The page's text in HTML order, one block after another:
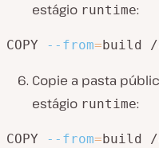
estágio runtime:
COPY --from=build /
Copie a pasta
estágio runtime:
COPY --from=build /